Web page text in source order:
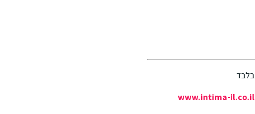
www.intima-il.co.il